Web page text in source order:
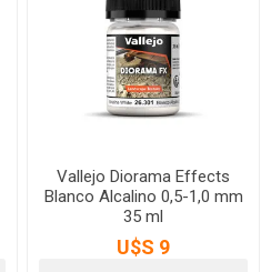
Vallejo Diorama Effects
Blanco Alcalino 0,5-1,0 mm
35 ml
U$S 9